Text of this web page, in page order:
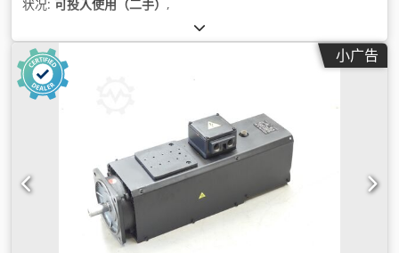
状况: 可投入使用（二手） ,
小广告